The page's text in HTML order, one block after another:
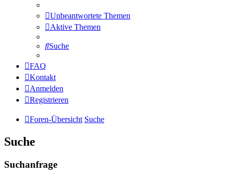
Unbeantwortete Themen
Aktive Themen
Suche
FAQ
Kontakt
Anmelden
Registrieren
Foren-Übersicht Suche
Suche
Suchanfrage